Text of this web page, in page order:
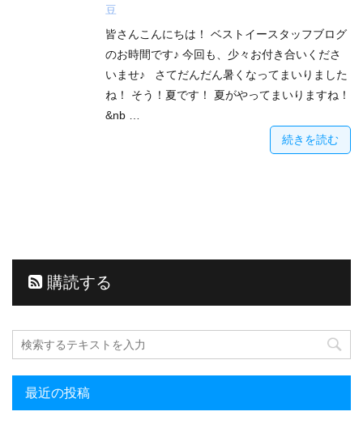
豆
皆さんこんにちは！ ベストイースタッフブログ
のお時間です♪ 今回も、少々お付き合いくださ
いませ♪ さてだんだん暑くなってまいりました
ね！ そう！夏です！ 夏がやってまいりますね！
&nb …
続きを読む
購読する
最近の投稿